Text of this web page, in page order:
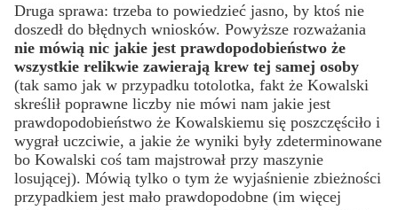
Druga sprawa: trzeba to powiedzieć jasno, by ktoś nie
doszedł do błędnych wniosków. Powyższe rozważania
nie mówią nic jakie jest prawdopodobieństwo że
wszystkie relikwie zawierają krew tej samej osoby
(tak samo jak w przypadku totolotka, fakt że Kowalski
skreślił poprawne liczby nie mówi nam jakie jest
prawdopodobieństwo że Kowalskiemu się poszczęściło i
wygrał uczciwie, a jakie że wyniki były zdeterminowane
bo Kowalski coś tam majstrował przy maszynie
losującej). Mówią tylko o tym że wyjaśnienie zbieżności
przypadkiem jest mało prawdopodobne (im więcej